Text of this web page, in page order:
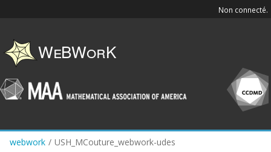
content
Non connecté.
webwork / USH_MCouture_webwork-udes